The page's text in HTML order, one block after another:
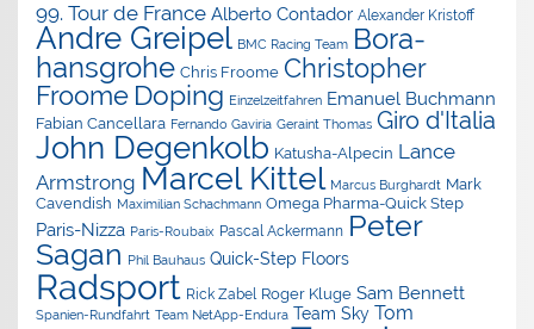
99. Tour de France Alberto Contador Alexander Kristoff
Andre Greipel BMC Racing Team Bora-
hansgrohe Chris Froome Christopher
Froome Doping Einzelzeitfahren Emanuel Buchmann
Fabian Cancellara Fernando Gaviria Geraint Thomas Giro d'Italia
John Degenkolb Katusha-Alpecin Lance
Armstrong Marcel Kittel Marcus Burghardt Mark
Cavendish Maximilian Schachmann Omega Pharma-Quick Step
Paris-Nizza Paris-Roubaix Pascal Ackermann Peter
Sagan Phil Bauhaus Quick-Step Floors
Radsport Rick Zabel Roger Kluge Sam Bennett
Spanien-Rundfahrt Team NetApp-Endura Team Sky Tom